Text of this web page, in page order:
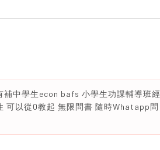
中學生econ bafs 小學生功課輔導班經
可以從0教起 無限問書 隨時Whatapp問